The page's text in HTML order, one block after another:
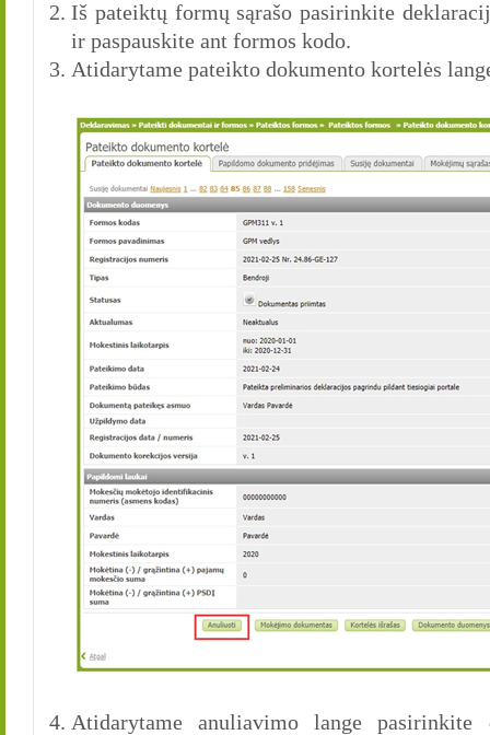
Iš pateiktų formų sąrašo pasirinkite
ir paspauskite ant formos kodo.
Atidarytame pateikto dokumento kortelės
Atidarytame anuliavimo lange pasirinkite